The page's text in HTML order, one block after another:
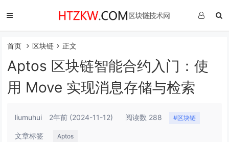
首页 区块链 正文
Aptos 区块链智能合约入门：使
用 Move 实现消息存储与检索
liumuhui 2年前 (2024-11-12) 阅读数 288 #区块链
文章标签 Aptos